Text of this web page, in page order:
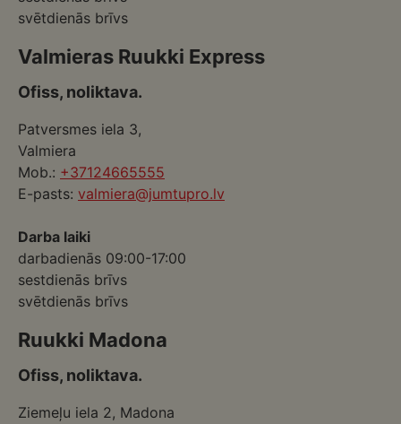
svētdienās brīvs
Valmieras Ruukki Express
Ofiss, noliktava.
Patversmes iela 3,
Valmiera
Mob.: +37124665555
E-pasts: valmiera@jumtupro.lv
Darba laiki
darbadienās 09:00-17:00
sestdienās brīvs
svētdienās brīvs
Ruukki Madona
Ofiss, noliktava.
Ziemeļu iela 2, Madona